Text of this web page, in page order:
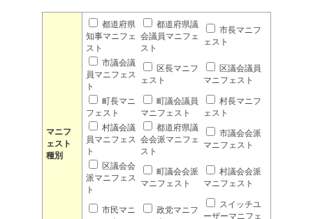
マニフ
ェスト
種別
都道府県
知事マニフェ
スト
都道府県議
会議員マニフェ
スト
市長マニフ
ェスト
市議会議
員マニフェス
ト
区長マニフ
ェスト
区議会議員
マニフェスト
町長マニ
フェスト
町議会議員
マニフェスト
村長マニフ
ェスト
村議会議
員マニフェス
ト
都道府県議
会会派マニフェ
スト
市議会会派
マニフェスト
区議会会
派マニフェス
ト
町議会会派
マニフェスト
村議会会派
マニフェスト
市民マニ
政党マニフ
スイッチユ
ーザーマニフェ